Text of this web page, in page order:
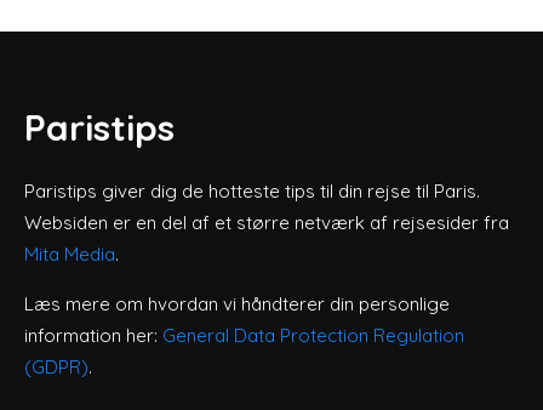
Paristips
Paristips giver dig de hotteste tips til din rejse til Paris.
Websiden er en del af et større netværk af rejsesider fra
Mita Media.
Læs mere om hvordan vi håndterer din personlige
information her: General Data Protection Regulation
(GDPR).